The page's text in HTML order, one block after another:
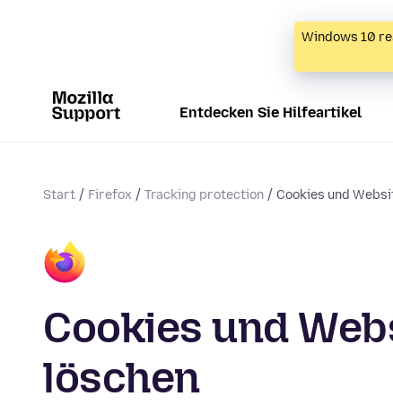
Windows 10
Entdecken Sie Hilfeartikel
Start Firefox Tracking protection Cookies und
Cookies und
löschen